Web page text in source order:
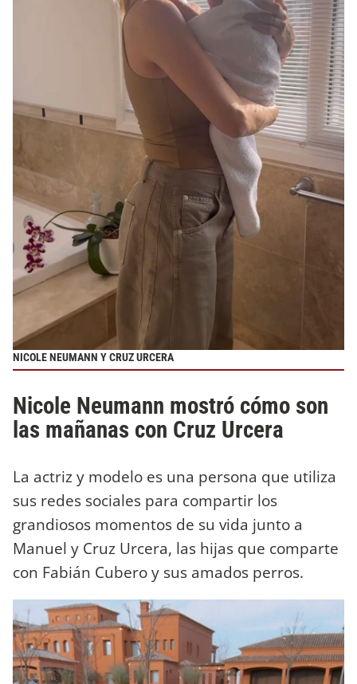
NICOLE NEUMANN Y CRUZ URCERA
Nicole Neumann mostró cómo son
las mañanas con Cruz Urcera
La actriz y modelo es una persona que utiliza
sus redes sociales para compartir los
grandiosos momentos de su vida junto a
Manuel y Cruz Urcera, las hijas que comparte
con Fabián Cubero y sus amados perros.